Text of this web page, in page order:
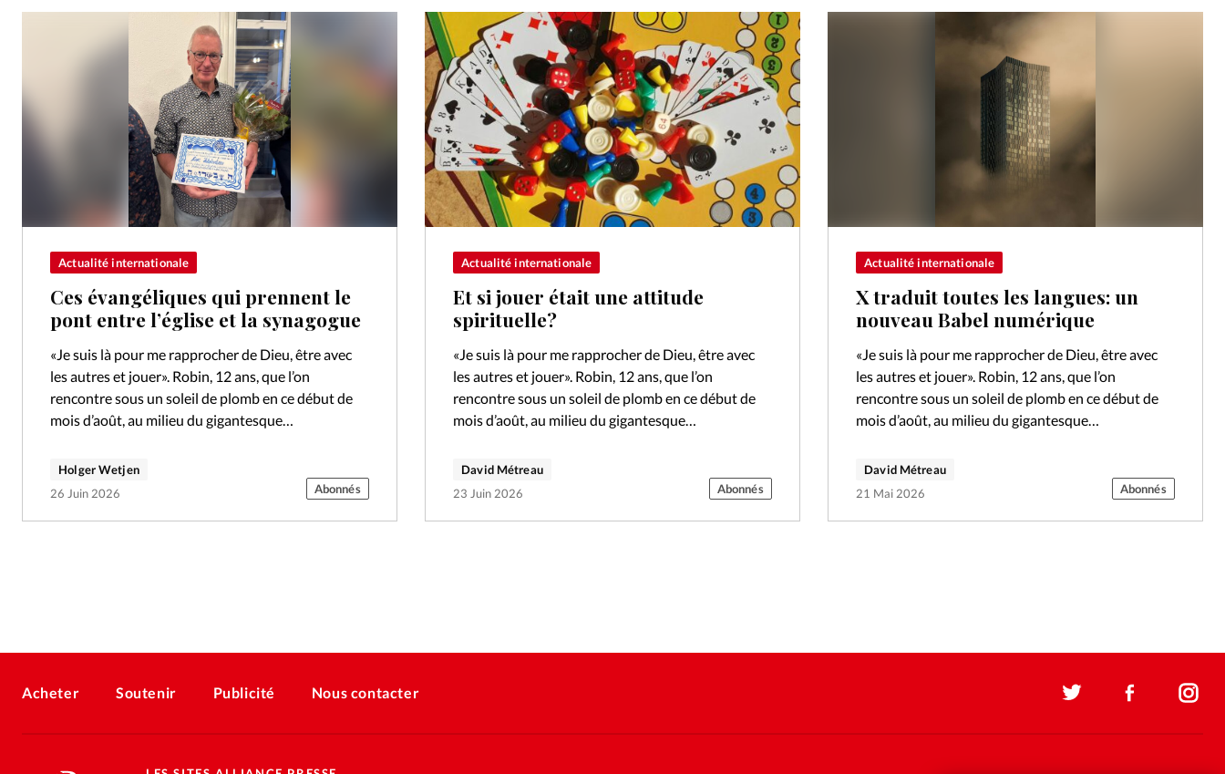
Actualité internationale
Ces évangéliques qui prennent le
pont entre l’église et la synagogue
«Je suis là pour me rapprocher de Dieu, être avec
les autres et jouer». Robin, 12 ans, que l’on
rencontre sous un soleil de plomb en ce début de
mois d’août, au milieu du gigantesque…
Holger Wetjen
26 Juin 2026
Abonnés
Actualité internationale
Et si jouer était une attitude
spirituelle?
«Je suis là pour me rapprocher de Dieu, être avec
les autres et jouer». Robin, 12 ans, que l’on
rencontre sous un soleil de plomb en ce début de
mois d’août, au milieu du gigantesque…
David Métreau
23 Juin 2026
Abonnés
Actualité internationale
X traduit toutes les langues: un
nouveau Babel numérique
«Je suis là pour me rapprocher de Dieu, être avec
les autres et jouer». Robin, 12 ans, que l’on
rencontre sous un soleil de plomb en ce début de
mois d’août, au milieu du gigantesque…
David Métreau
21 Mai 2026
Abonnés
Acheter Soutenir Publicité Nous contacter